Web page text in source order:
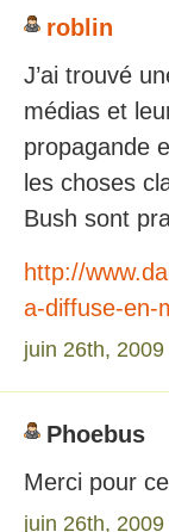
roblin
J’ai trouvé
médias et
propagande
les choses
Bush sont
http://
a-diffuse-en-
juin 26th,
Phoebus
Merci pour
juin 26th,